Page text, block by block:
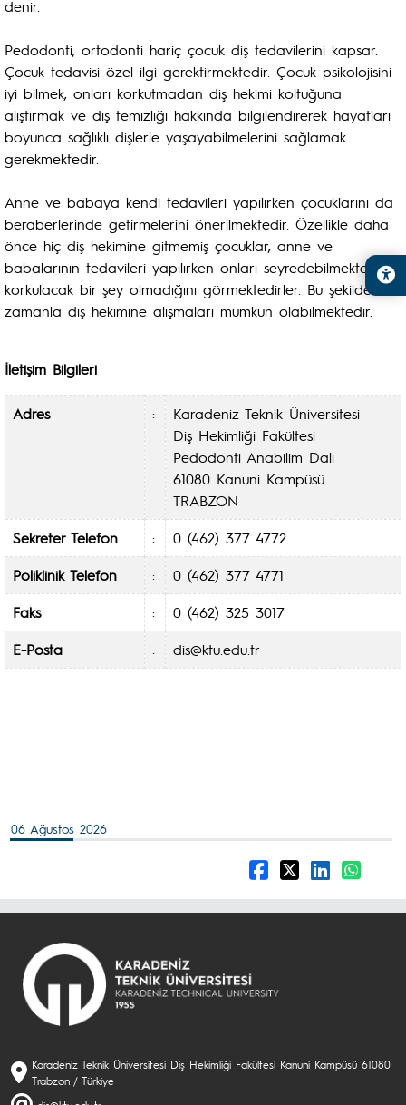
denir.
Pedodonti, ortodonti hariç çocuk diş tedavilerini kapsar.
Çocuk tedavisi özel ilgi gerektirmektedir. Çocuk psikolojisini
iyi bilmek, onları korkutmadan diş hekimi koltuğuna
alıştırmak ve diş temizliği hakkında bilgilendirerek hayatları
boyunca sağlıklı dişlerle yaşayabilmelerini sağlamak
gerekmektedir.
Anne ve babaya kendi tedavileri yapılırken çocuklarını da
beraberlerinde getirmelerini önerilmektedir. Özellikle daha
önce hiç diş hekimine gitmemiş çocuklar, anne ve
babalarının tedavileri yapılırken onları seyredebilmekte,
korkulacak bir şey olmadığını görmektedirler. Bu şekilde
zamanla diş hekimine alışmaları mümkün olabilmektedir.
İletişim Bilgileri
Adres :
Karadeniz Teknik Üniversitesi
Diş Hekimliği Fakültesi
Pedodonti Anabilim Dalı
61080 Kanuni Kampüsü
TRABZON
Sekreter Telefon
:
0 (462) 377 4772
Poliklinik Telefon
:
0 (462) 377 4771
Faks
:
0 (462) 325 3017
E-Posta
: dis@ktu.edu.tr
06 Ağustos 2026
Karadeniz Teknik Üniversitesi Diş Hekimliği Fakültesi Kanuni Kampüsü 61080
Trabzon / Türkiye